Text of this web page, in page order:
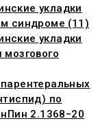
укладки
синдроме (11)
укладки
по
2.1368−20